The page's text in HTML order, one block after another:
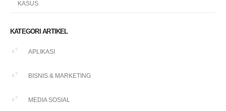
KASUS
KATEGORI ARTIKEL
APLIKASI
BISNIS & MARKETING
MEDIA SOSIAL